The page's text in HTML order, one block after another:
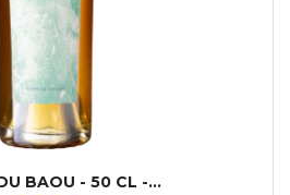
BAOU - 50 CL -...